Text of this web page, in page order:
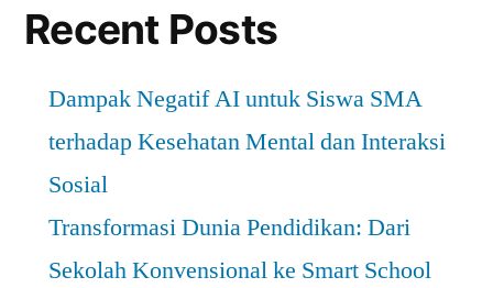
Lingkungan
Recent Posts
Dampak Negatif AI untuk Siswa SMA
terhadap Kesehatan Mental dan Interaksi
Sosial
Transformasi Dunia Pendidikan: Dari
Sekolah Konvensional ke Smart School